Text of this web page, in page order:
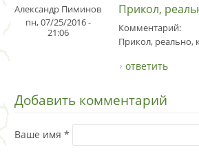
Александр Пиминов
пн, 07/25/2016 -
21:06
Прикол,
Комментарий:
Прикол, реально,
ответить
Добавить комментарий
Ваше имя *